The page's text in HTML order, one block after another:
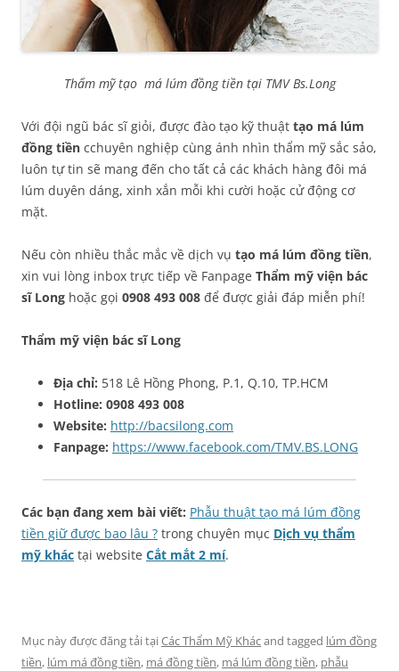
Thẩm mỹ tạo má lúm đồng tiền tại TMV Bs.Long
Với đội ngũ bác sĩ giỏi, được đào tạo kỹ thuật tạo má lúm
đồng tiền cchuyên nghiệp cùng ánh nhìn thẩm mỹ sắc sảo,
luôn tự tin sẽ mang đến cho tất cả các khách hàng đôi má
lúm duyên dáng, xinh xắn mỗi khi cười hoặc cử động cơ
mặt.
Nếu còn nhiều thắc mắc về dịch vụ tạo má lúm đồng tiền,
xin vui lòng inbox trực tiếp về Fanpage Thẩm mỹ viện bác
sĩ Long hoặc gọi 0908 493 008 để được giải đáp miễn phí!
Thẩm mỹ viện bác sĩ Long
Địa chỉ: 518 Lê Hồng Phong, P.1, Q.10, TP.HCM
Hotline: 0908 493 008
Website: http://bacsilong.com
Fanpage: https://www.facebook.com/TMV.BS.LONG
Các bạn đang xem bài viết: Phẫu thuật tạo má lúm đồng
tiền giữ được bao lâu ? trong chuyên mục Dịch vụ thẩm
mỹ khác tại website Cắt mắt 2 mí.
Mục này được đăng tải tạiCác Thẩm Mỹ Khácand tagged lúm đồng
tiền, lúm má đồng tiền, má đồng tiền, má lúm đồng tiền, phẫu